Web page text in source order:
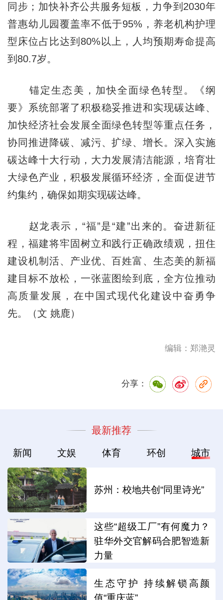
同步；加快补齐公共服务短板，力争到2030年
普惠幼儿园覆盖率不低于95%，养老机构护理
型床位占比达到80%以上，人均预期寿命提高
到80.7岁。
锚定生态美，加快全面绿色转型。《纲
要》系统部署了积极稳妥推进和实现碳达峰、
加快经济社会发展全面绿色转型等重点任务，
协同推进降碳、减污、扩绿、增长。深入实施
碳达峰十大行动，大力发展清洁能源，培育壮
大绿色产业，积极发展循环经济，全面促进节
约集约，确保如期实现碳达峰。
赵龙表示，“福”是“建”出来的。奋进新征
程，福建将牢固树立和践行正确政绩观，扭住
建设机制活、产业优、百姓富、生态美的新福
建目标不放松，一张蓝图绘到底，全方位推动
高质量发展，在中国式现代化建设中奋勇争
先。（文 姚鹿）
编辑：郑滟灵
分享：
最新推荐
新闻 文娱 体育 环创 城市
苏州：校地共创“同里诗光”
这些“超级工厂”有何魔力？
驻华外交官解码合肥智造新
力量
生态守护 持续解锁高颜
值“重庆蓝”